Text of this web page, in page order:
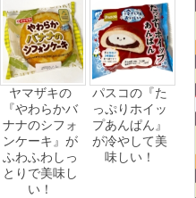
ヤマザキの
『やわらかバ
ナナのシフォ
ンケーキ』が
ふわふわしっ
とりで美味し
い！
パスコの『た
っぷりホイッ
プあんぱん』
が冷やして美
味しい！